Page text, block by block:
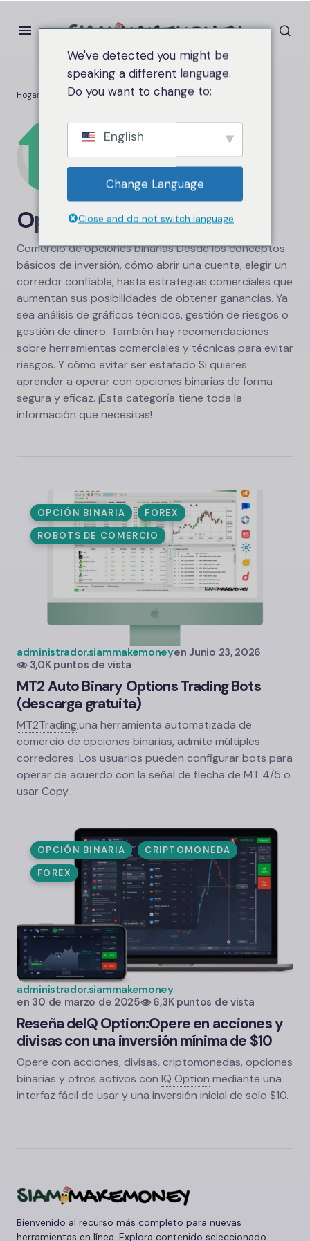
Hogar Opción binaria
Opción binaria
Comercio de opciones binarias Desde los conceptos
básicos de inversión, cómo abrir una cuenta, elegir un
corredor confiable, hasta estrategias comerciales que
aumentan sus posibilidades de obtener ganancias. Ya
sea análisis de gráficos técnicos, gestión de riesgos o
gestión de dinero. También hay recomendaciones
sobre herramientas comerciales y técnicas para evitar
riesgos. Y cómo evitar ser estafado Si quieres
aprender a operar con opciones binarias de forma
segura y eficaz. ¡Esta categoría tiene toda la
información que necesitas!
OPCIÓN BINARIA
FOREX
ROBOTS DE COMERCIO
administrador.siammakemoneyen Junio 23, 2026
3,0K puntos de vista
MT2 Auto Binary Options Trading Bots
(descarga gratuita)
MT2Trading,una herramienta automatizada de
comercio de opciones binarias, admite múltiples
corredores. Los usuarios pueden configurar bots para
operar de acuerdo con la señal de flecha de MT 4/5 o
usar Copy...
OPCIÓN BINARIA
CRIPTOMONEDA
FOREX
administrador.siammakemoney
en 30 de marzo de 2025 6,3K puntos de vista
Reseña deIQ Option:Opere en acciones y
divisas con una inversión mínima de $10
Opere con acciones, divisas, criptomonedas, opciones
binarias y otros activos con IQ Option mediante una
interfaz fácil de usar y una inversión inicial de solo $10.
Bienvenido al recurso más completo para nuevas
herramientas en línea. Explora contenido seleccionado
We've detected you might be
speaking a different language.
Do you want to change to:
English
Change Language
Close and do not switch language